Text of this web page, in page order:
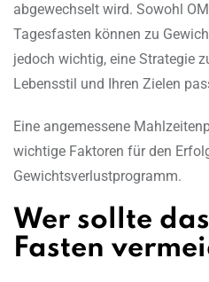
abgewechselt wird. Sowohl
Tagesfasten können zu
jedoch wichtig, eine Strategie
Lebensstil und Ihren Zielen
Eine angemessene
wichtige Faktoren für den
Gewichtsverlustprogramm.
Wer sollte
Fasten